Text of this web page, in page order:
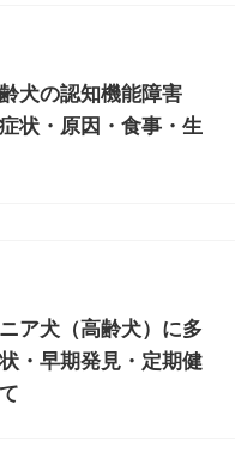
犬の認知機能障害
状・原因・食事・生
ア犬（高齢犬）に多
・早期発見・定期健